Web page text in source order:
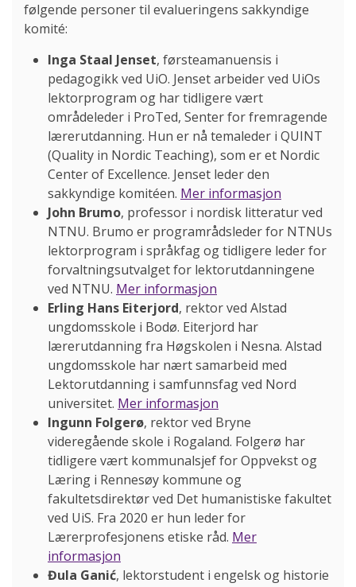
følgende personer til evalueringens sakkyndige
komité:
Inga Staal Jenset, førsteamanuensis i
pedagogikk ved UiO. Jenset arbeider ved UiOs
lektorprogram og har tidligere vært
områdeleder i ProTed, Senter for fremragende
lærerutdanning. Hun er nå temaleder i QUINT
(Quality in Nordic Teaching), som er et Nordic
Center of Excellence. Jenset leder den
sakkyndige komitéen. Mer informasjon
John Brumo, professor i nordisk litteratur ved
NTNU. Brumo er programrådsleder for NTNUs
lektorprogram i språkfag og tidligere leder for
forvaltningsutvalget for lektorutdanningene
ved NTNU. Mer informasjon
Erling Hans Eiterjord, rektor ved Alstad
ungdomsskole i Bodø. Eiterjord har
lærerutdanning fra Høgskolen i Nesna. Alstad
ungdomsskole har nært samarbeid med
Lektorutdanning i samfunnsfag ved Nord
universitet. Mer informasjon
Ingunn Folgerø, rektor ved Bryne
videregående skole i Rogaland. Folgerø har
tidligere vært kommunalsjef for Oppvekst og
Læring i Rennesøy kommune og
fakultetsdirektør ved Det humanistiske fakultet
ved UiS. Fra 2020 er hun leder for
Lærerprofesjonens etiske råd. Mer
informasjon
Đula Ganić, lektorstudent i engelsk og historie